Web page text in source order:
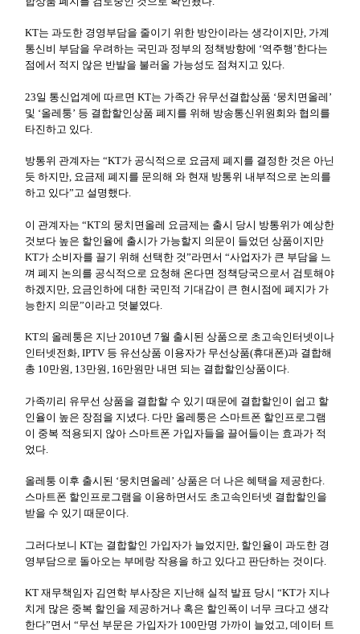
KT는 과도한 경영부담을 줄이기 위한 방안이라는 생각이지만, 가계
통신비 부담을 우려하는 국민과 정부의 정책방향에 ‘역주행’한다는
점에서 적지 않은 반발을 불러올 가능성도 점쳐지고 있다.
23일 통신업계에 따르면 KT는 가족간 유무선결합상품 ‘뭉치면올레’
및 ‘올레퉁’ 등 결합할인상품 폐지를 위해 방송통신위원회와 협의를
타진하고 있다.
방통위 관계자는 “KT가 공식적으로 요금제 폐지를 결정한 것은 아닌
듯 하지만, 요금제 폐지를 문의해 와 현재 방통위 내부적으로 논의를
하고 있다”고 설명했다.
이 관계자는 “KT의 뭉치면올레 요금제는 출시 당시 방통위가 예상한
것보다 높은 할인율에 출시가 가능할지 의문이 들었던 상품이지만
KT가 소비자를 끌기 위해 선택한 것”라면서 “사업자가 큰 부담을 느
껴 폐지 논의를 공식적으로 요청해 온다면 정책당국으로서 검토해야
하겠지만, 요금인하에 대한 국민적 기대감이 큰 현시점에 폐지가 가
능한지 의문”이라고 덧붙였다.
KT의 올레퉁은 지난 2010년 7월 출시된 상품으로 초고속인터넷이나
인터넷전화, IPTV 등 유선상품 이용자가 무선상품(휴대폰)과 결합해
총 10만원, 13만원, 16만원만 내면 되는 결합할인상품이다.
가족끼리 유무선 상품을 결합할 수 있기 때문에 결합할인이 쉽고 할
인율이 높은 장점을 지녔다. 다만 올레퉁은 스마트폰 할인프로그램
이 중복 적용되지 않아 스마트폰 가입자들을 끌어들이는 효과가 적
었다.
올레퉁 이후 출시된 ‘뭉치면올레’ 상품은 더 나은 혜택을 제공한다.
스마트폰 할인프로그램을 이용하면서도 초고속인터넷 결합할인을
받을 수 있기 때문이다.
그러다보니 KT는 결합할인 가입자가 늘었지만, 할인율이 과도한 경
영부담으로 돌아오는 부메랑 작용을 하고 있다고 판단하는 것이다.
KT 재무책임자 김연학 부사장은 지난해 실적 발표 당시 “KT가 지나
치게 많은 중복 할인을 제공하거나 혹은 할인폭이 너무 크다고 생각
한다”면서 “무선 부문은 가입자가 100만명 가까이 늘었고, 데이터 트